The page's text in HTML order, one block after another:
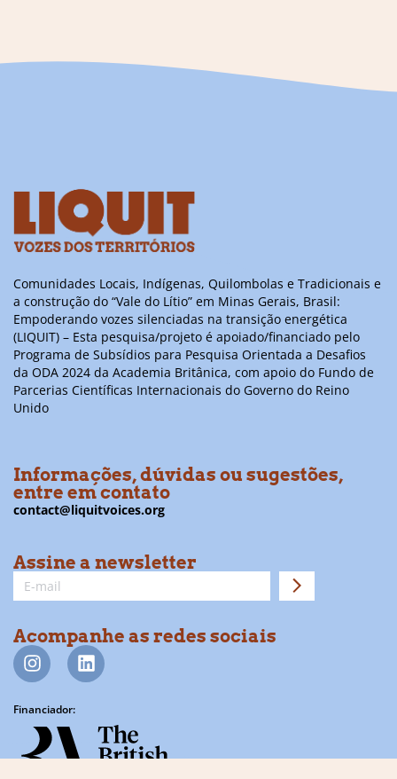
Comunidades Locais, Indígenas, Quilombolas e Tradicionais e
a construção do “Vale do Lítio” em Minas Gerais, Brasil:
Empoderando vozes silenciadas na transição energética
(LIQUIT) – Esta pesquisa/projeto é apoiado/financiado pelo
Programa de Subsídios para Pesquisa Orientada a Desafios
da ODA 2024 da Academia Britânica, com apoio do Fundo de
Parcerias Científicas Internacionais do Governo do Reino
Unido
Informações, dúvidas ou sugestões,
entre em contato
contact@liquitvoices.org
Assine a newsletter
Acompanhe as redes sociais
Financiador: